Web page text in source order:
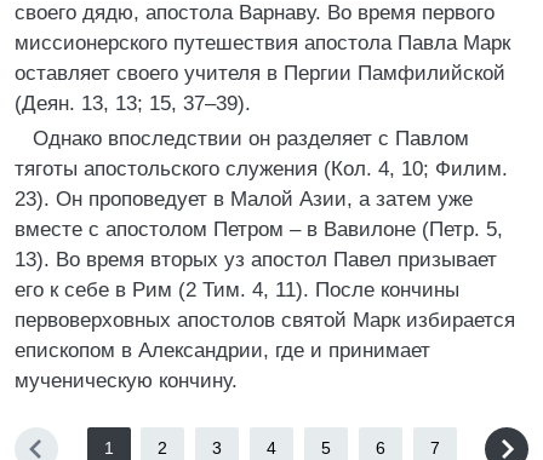
своего дядю, апостола Варнаву. Во время первого
миссионерского путешествия апостола Павла Марк
оставляет своего учителя в Пергии Памфилийской
(Деян. 13, 13; 15, 37–39).
Однако впоследствии он разделяет с Павлом
тяготы апостольского служения (Кол. 4, 10; Филим.
23). Он проповедует в Малой Азии, а затем уже
вместе с апостолом Петром – в Вавилоне (Петр. 5,
13). Во время вторых уз апостол Павел призывает
его к себе в Рим (2 Тим. 4, 11). После кончины
первоверховных апостолов святой Марк избирается
епископом в Александрии, где и принимает
мученическую кончину.
1 2 3 4 5 6 7